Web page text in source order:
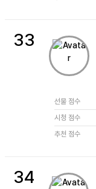
33
선물 점수
시청 점수
추천 점수
34